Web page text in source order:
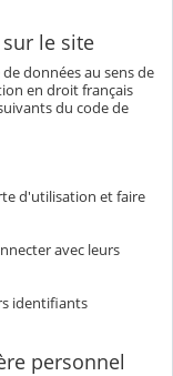
le site
données au sens de
en droit français
du code de
d'utilisation et faire
avec leurs
identifiants
personnel